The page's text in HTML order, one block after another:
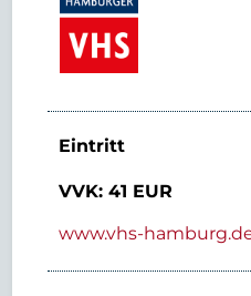
Eintritt
VVK: 41 EUR
www.vhs-